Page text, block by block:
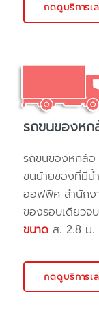
กดดูบริการเ
รถขนของห
รถขนของหกล้อ
ขนย้ายของที่มีน้
ออฟฟิศ สำนักง
ของรอบเดียวจ
ขนาด ส. 2.8 ม
กดดูบริการเ